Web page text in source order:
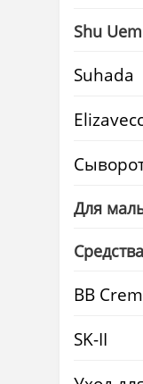
Shu
Suhada
Для
BB
SK-II